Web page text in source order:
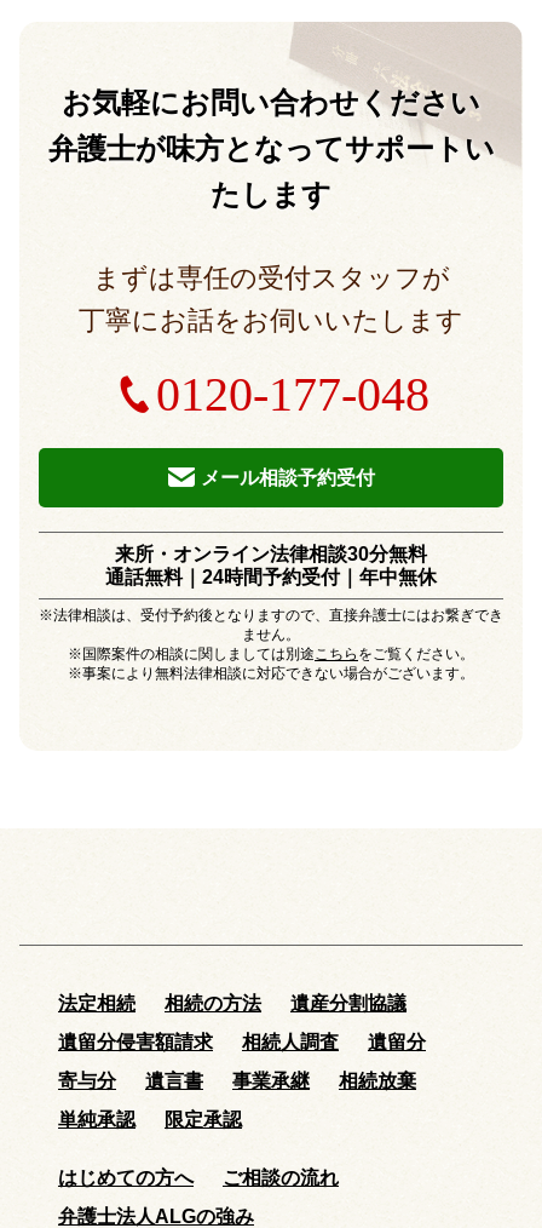
お気軽にお問い合わせください
弁護士が味方となってサポートい
たします
まずは専任の受付スタッフが
丁寧にお話をお伺いいたします
0120-177-048
メール相談予約受付
来所・オンライン法律相談30分無料
通話無料｜24時間予約受付｜年中無休
※法律相談は、受付予約後となりますので、直接弁護士にはお繋ぎでき
ません。
※国際案件の相談に関しましては別途こちら をご覧ください。
※事案により無料法律相談に対応できない場合がございます。
法定相続 相続の方法
遺産分割協議
遺留分侵害額請求
相続人調査
遺留分
寄与分
遺言書 事業承継
相続放棄
単純承認
限定承認
はじめての方へ
ご相談の流れ
弁護士法人ALGの強み